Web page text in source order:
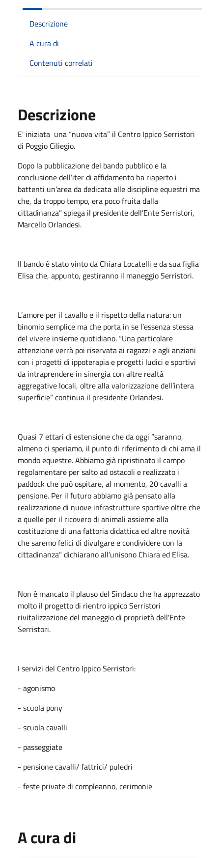
Descrizione
A cura di
Contenuti correlati
Descrizione
E' iniziata una “nuova vita” il Centro Ippico Serristori
di Poggio Ciliegio.
Dopo la pubblicazione del bando pubblico e la
conclusione dell’iter di affidamento ha riaperto i
battenti un’area da dedicata alle discipline equestri ma
che, da troppo tempo, era poco fruita dalla
cittadinanza” spiega il presidente dell’Ente Serristori,
Marcello Orlandesi.
Il bando è stato vinto da Chiara Locatelli e da sua figlia
Elisa che, appunto, gestiranno il maneggio Serristori.
L’amore per il cavallo e il rispetto della natura: un
binomio semplice ma che porta in se l’essenza stessa
del vivere insieme quotidiano. “Una particolare
attenzione verrà poi riservata ai ragazzi e agli anziani
con i progetti di ippoterapia e progetti ludici e sportivi
da intraprendere in sinergia con altre realtà
aggregative locali, oltre alla valorizzazione dell’intera
superficie” continua il presidente Orlandesi.
Quasi 7 ettari di estensione che da oggi “saranno,
almeno ci speriamo, il punto di riferimento di chi ama il
mondo equestre. Abbiamo già ripristinato il campo
regolamentare per salto ad ostacoli e realizzato i
paddock che può ospitare, al momento, 20 cavalli a
pensione. Per il futuro abbiamo già pensato alla
realizzazione di nuove infrastrutture sportive oltre che
a quelle per il ricovero di animali assieme alla
costituzione di una fattoria didattica ed altre novità
che saremo felici di divulgare e condividere con la
cittadinanza” dichiarano all’unisono Chiara ed Elisa.
Non è mancato il plauso del Sindaco che ha apprezzato
molto il progetto di rientro ippico Serristori
rivitalizzazione del maneggio di proprietà dell'Ente
Serristori.
I servizi del Centro Ippico Serristori:
- agonismo
- scuola pony
- scuola cavalli
- passeggiate
- pensione cavalli/ fattrici/ puledri
- feste private di compleanno, cerimonie
A cura di